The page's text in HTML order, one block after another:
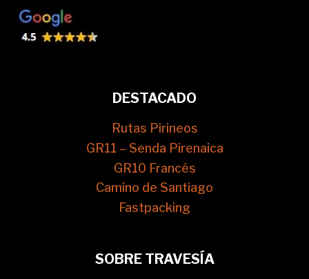
DESTACADO
Rutas Pirineos
GR11 – Senda Pirenaica
GR10 Francés
Camino de Santiago
Fastpacking
SOBRE TRAVESÍA